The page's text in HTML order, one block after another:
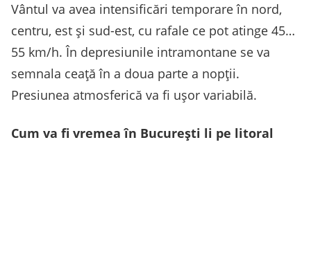
Vântul va avea intensificări temporare în nord,
centru, est și sud-est, cu rafale ce pot atinge 45…
55 km/h. În depresiunile intramontane se va
semnala ceață în a doua parte a nopții.
Presiunea atmosferică va fi ușor variabilă.
Cum va fi vremea în București li pe litoral